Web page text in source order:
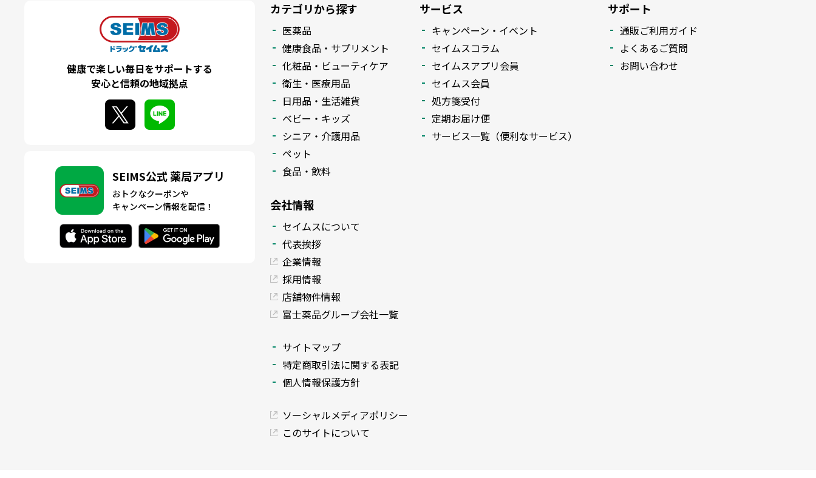
健康で楽しい毎日をサポートする
安心と信頼の地域拠点
SEIMS公式 薬局アプリ
おトクなクーポンや
キャンペーン情報を配信！
カテゴリから探す
医薬品
健康食品・サプリメント
化粧品・ビューティケア
衛生・医療用品
日用品・生活雑貨
ベビー・キッズ
シニア・介護用品
ペット
食品・飲料
サービス
キャンペーン・イベント
セイムスコラム
セイムスアプリ会員
セイムス会員
処方箋受付
定期お届け便
サービス一覧（便利なサービス）
サポート
通販ご利用ガイド
よくあるご質問
お問い合わせ
会社情報
セイムスについて
代表挨拶
企業情報
採用情報
店舗物件情報
富士薬品グループ会社一覧
サイトマップ
特定商取引法に関する表記
個人情報保護方針
ソーシャルメディアポリシー
このサイトについて